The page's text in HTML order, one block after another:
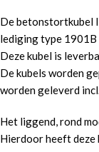
De betonstortkubel
lediging type 1901B
Deze kubel is
De kubels worden
worden geleverd
Het liggend, rond
Hierdoor heeft deze